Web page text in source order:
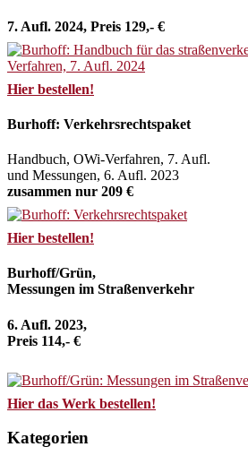
7. Aufl. 2024, Preis 129,- €
Hier bestellen!
Burhoff: Verkehrsrechtspaket
Handbuch, OWi-Verfahren, 7. Aufl.
und Messungen, 6. Aufl. 2023
zusammen nur 209 €
Hier bestellen!
Burhoff/Grün,
Messungen im Straßenverkehr
6. Aufl. 2023,
Preis 114,- €
Hier das Werk bestellen!
Kategorien